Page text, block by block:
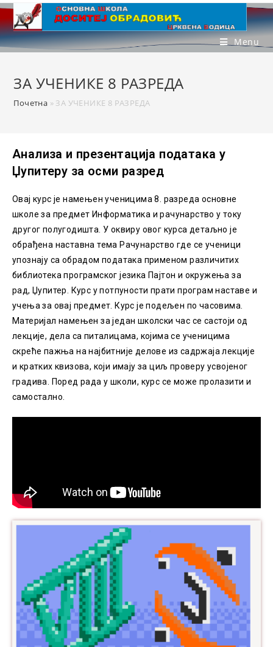
Menu
ЗА УЧЕНИКЕ 8 РАЗРЕДА
Почетна » ЗА УЧЕНИКЕ 8 РАЗРЕДА
Анализа и презентација података у
Џупитеру за осми разред
Овај курс је намењен ученицима 8. разреда основне
школе за предмет Информатика и рачунарство у току
другог полугодишта. У оквиру овог курса детаљно je
обрађенa наставнa темa Рачунарство где се ученици
упознају са обрадом података применом различитих
библиотека програмског језика Пајтон и окружења за
рад, Џупитер. Курс у потпуности прати програм наставе и
учења за овај предмет. Курс је подељен по часовима.
Материјал намењен за један школски час се састоји од
лекције, дела са питалицама, којима се ученицима
скреће пажња на најбитније делове из садржаја лекције
и кратких квизова, који имају за циљ проверу усвојеног
градива. Поред рада у школи, курс се може пролазити и
самостално.